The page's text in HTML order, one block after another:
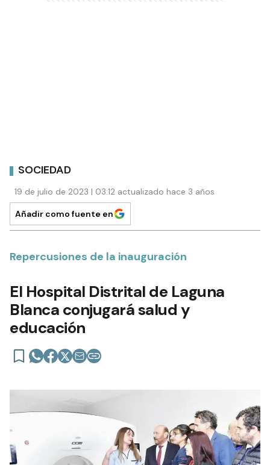
SOCIEDAD
19 de julio de 2023 | 03:12 actualizado hace 3 años
Añadir como fuente en
Repercusiones de la inauguración
El Hospital Distrital de Laguna
Blanca conjugará salud y
educación